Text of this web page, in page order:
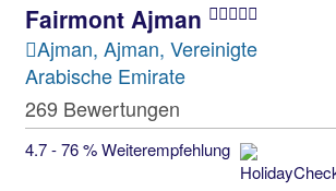
Fairmont Ajman
Ajman, Ajman, Vereinigte
Arabische Emirate
269 Bewertungen
4.7 - 76 % Weiterempfehlung